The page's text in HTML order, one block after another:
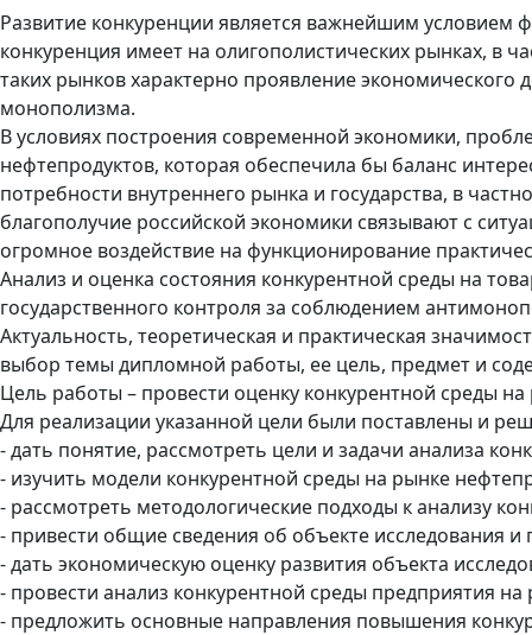
Развитие конкуренции является важнейшим
конкуренция имеет на олигополистических рынках, в
таких рынков характерно проявление
монополизма.
В условиях построения современной экономики,
нефтепродуктов, которая обеспечила бы баланс
потребности внутреннего рынка и государства, в
благополучие российской экономики связывают с
огромное воздействие на функционирование
Анализ и оценка состояния конкурентной среды на
государственного контроля за соблюдением
Актуальность, теоретическая и практическая
выбор темы дипломной работы, ее цель, предмет и
Цель работы – провести оценку конкурентной среды
Для реализации указанной цели были поставлены и
- дать понятие, рассмотреть цели и задачи анализа
- изучить модели конкурентной среды на рынке
- рассмотреть методологические подходы к анализу
- привести общие сведения об объекте исследования и
- дать экономическую оценку развития объекта
- провести анализ конкурентной среды предприятия
- предложить основные направления повышения